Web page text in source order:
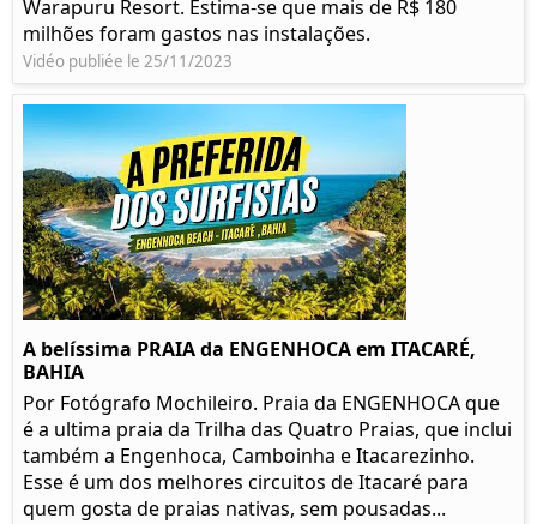
Warapuru Resort. Estima-se que mais de R$ 180
milhões foram gastos nas instalações.
Vidéo publiée le 25/11/2023
A belíssima PRAIA da ENGENHOCA em ITACARÉ,
BAHIA
Por Fotógrafo Mochileiro. Praia da ENGENHOCA que
é a ultima praia da Trilha das Quatro Praias, que inclui
também a Engenhoca, Camboinha e Itacarezinho.
Esse é um dos melhores circuitos de Itacaré para
quem gosta de praias nativas, sem pousadas...